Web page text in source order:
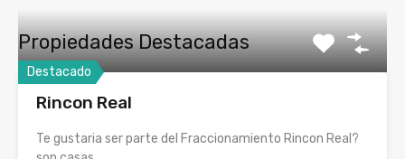
Propiedades Destacadas
Destacado
Rincon Real
Te gustaria ser parte del Fraccionamiento Rincon Real?